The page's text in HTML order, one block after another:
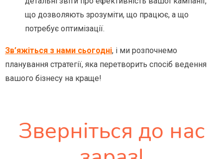
що дозволяють зрозуміти, що працює, а що
потребує оптимізації.
Зв’яжіться з нами сьогодні, і ми розпочнемо
планування стратегії, яка перетворить спосіб ведення
вашого бізнесу на краще!
Зверніться до нас